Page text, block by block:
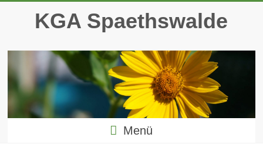
springenKGA Spaethswalde
Menü